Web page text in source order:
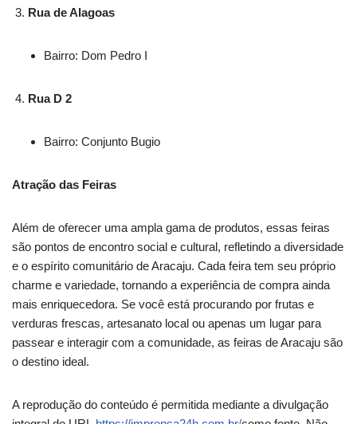
Rua de Alagoas
Bairro: Dom Pedro I
Rua D 2
Bairro: Conjunto Bugio
Atração das Feiras
Além de oferecer uma ampla gama de produtos, essas feiras
são pontos de encontro social e cultural, refletindo a diversidade
e o espírito comunitário de Aracaju. Cada feira tem seu próprio
charme e variedade, tornando a experiência de compra ainda
mais enriquecedora. Se você está procurando por frutas e
verduras frescas, artesanato local ou apenas um lugar para
passear e interagir com a comunidade, as feiras de Aracaju são
o destino ideal.
A reprodução do conteúdo é permitida mediante a divulgação